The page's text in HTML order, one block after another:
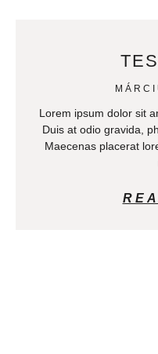
Lorem ipsum dolor sit
Duis at odio gravida,
Maecenas placerat